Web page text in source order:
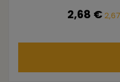
2,68 €